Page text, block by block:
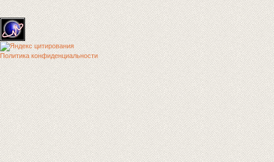
Политика конфиденциальности